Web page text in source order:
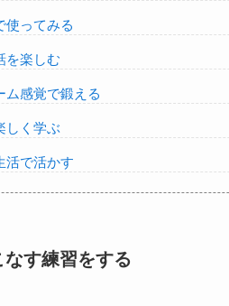
ってみる
を楽しむ
感覚で鍛える
しく学ぶ
で活かす
す練習をする